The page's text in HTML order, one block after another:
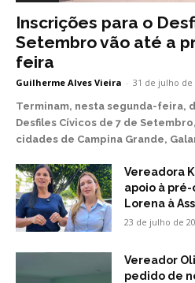
Inscrições para o
Setembro vão até a
feira
Guilherme Alves Vieira - 31 de julho de
Terminam, nesta segunda-feira,
Desfiles Cívicos de 7 de
cidades de Campina Grande,
Vereadora
apoio à
Lorena à
23 de julho de
Vereador
pedido de